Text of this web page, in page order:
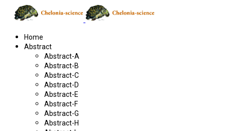
Home
Abstract
Abstract-A
Abstract-B
Abstract-C
Abstract-D
Abstract-E
Abstract-F
Abstract-G
Abstract-H